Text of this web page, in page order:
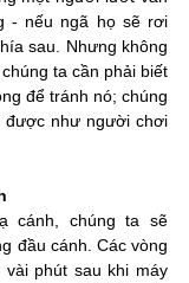
- nếu ngã họ sẽ rơi
sau. Nhưng không
ta cần phải biết
để tránh nó; chúng
được như người chơi
cánh, chúng ta sẽ
đầu cánh. Các vòng
phút sau khi máy